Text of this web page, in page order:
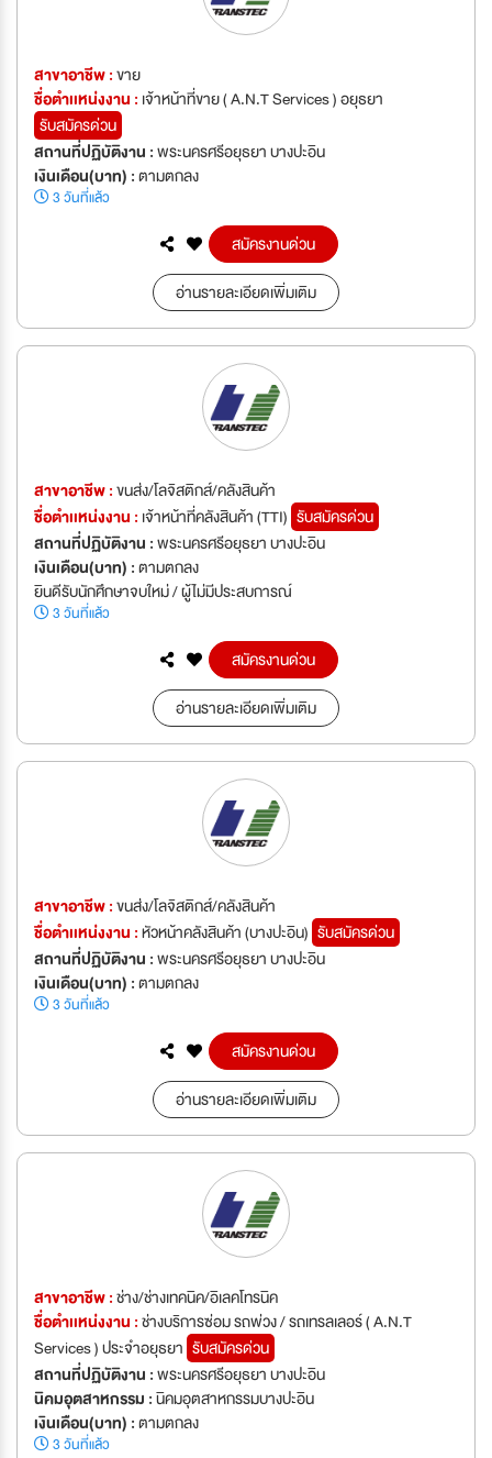
สาขาอาชีพ :ขาย
ชื่อตำเเหน่งงาน : เจ้าหน้าที่ขาย ( A.N.T Services ) อยุธยา
รับสมัครด่วน
สถานที่ปฏิบัติงาน :พระนครศรีอยุธยา บางปะอิน
เงินเดือน(บาท) :ตามตกลง
3 วันที่แล้ว
สมัครงานด่วน
อ่านรายละเอียดเพิ่มเติม
สาขาอาชีพ :ขนส่ง/โลจิสติกส์/คลังสินค้า
ชื่อตำเเหน่งงาน : เจ้าหน้าที่คลังสินค้า (TTI) รับสมัครด่วน
สถานที่ปฏิบัติงาน :พระนครศรีอยุธยา บางปะอิน
เงินเดือน(บาท) :ตามตกลง
ยินดีรับนักศึกษาจบใหม่ / ผู้ไม่มีประสบการณ์
3 วันที่แล้ว
สมัครงานด่วน
อ่านรายละเอียดเพิ่มเติม
สาขาอาชีพ :ขนส่ง/โลจิสติกส์/คลังสินค้า
ชื่อตำเเหน่งงาน :หัวหน้าคลังสินค้า (บางปะอิน) รับสมัครด่วน
สถานที่ปฏิบัติงาน :พระนครศรีอยุธยา บางปะอิน
เงินเดือน(บาท) :ตามตกลง
3 วันที่แล้ว
สมัครงานด่วน
อ่านรายละเอียดเพิ่มเติม
สาขาอาชีพ :ช่าง/ช่างเทคนิค/อิเลคโทรนิค
ชื่อตำเเหน่งงาน :ช่างบริการซ่อม รถพ่วง / รถเทรลเลอร์ ( A.N.T
Services ) ประจำอยุธยา รับสมัครด่วน
สถานที่ปฏิบัติงาน :พระนครศรีอยุธยา บางปะอิน
นิคมอุตสาหกรรม :นิคมอุตสาหกรรมบางปะอิน
เงินเดือน(บาท) :ตามตกลง
3 วันที่แล้ว